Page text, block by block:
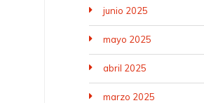
junio 2025
mayo 2025
abril 2025
marzo 2025